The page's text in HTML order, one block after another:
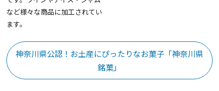
など様々な商品に加工されてい
ます。
神奈川県公認！お土産にぴったりなお菓子「神奈川県
銘菓」